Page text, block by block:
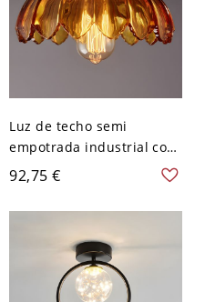
Luz de techo semi
empotrada industrial con
vidrio ámbar para porche
92,75 €